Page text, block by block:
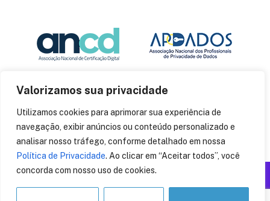
Valorizamos sua privacidade
Utilizamos cookies para aprimorar sua experiência de
navegação, exibir anúncios ou conteúdo personalizado e
analisar nosso tráfego, conforme detalhado em nossa
Política de Privacidade. Ao clicar em “Aceitar todos”, você
concorda com nosso uso de cookies.
© 2014CryptoID. Todos os direitos reservados.